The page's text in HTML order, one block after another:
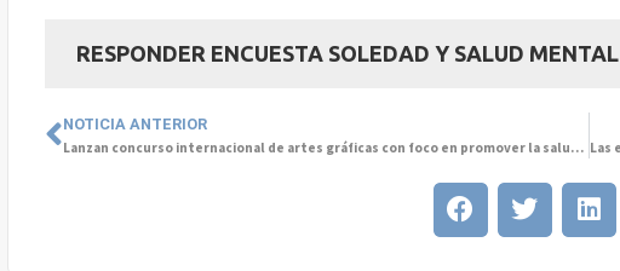
RESPONDER ENCUESTA SOLEDAD Y SALUD MENTAL
NOTICIA ANTERIOR
Lanzan concurso internacional de artes gráficas con foco en promover la salud mental